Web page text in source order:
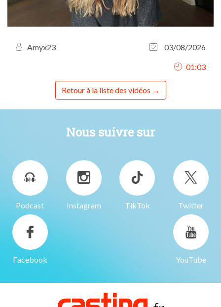
Amyx23 03/08/2026
01:03
Retour à la liste des vidéos
Nous suivre sur
Podcast Instagram TikTok Twitter
Facebook YouTube